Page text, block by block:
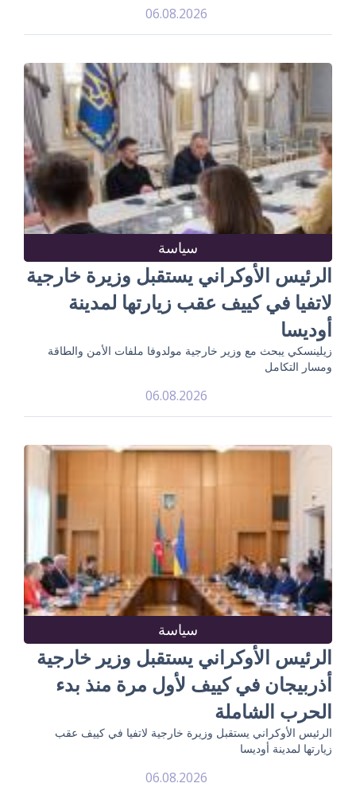
06.08.2026
سياسة
الرئيس الأوكراني يستقبل وزيرة خارجية
لاتفيا في كييف عقب زيارتها لمدينة
أوديسا
زيلينسكي يبحث مع وزير خارجية مولدوفا ملفات الأمن والطاقة
ومسار التكامل
06.08.2026
سياسة
الرئيس الأوكراني يستقبل وزير خارجية
أذربيجان في كييف لأول مرة منذ بدء
الحرب الشاملة
الرئيس الأوكراني يستقبل وزيرة خارجية لاتفيا في كييف عقب
زيارتها لمدينة أوديسا
06.08.2026